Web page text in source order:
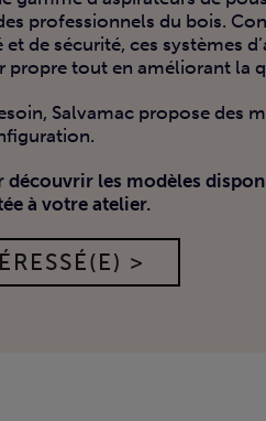
professionnels du bois.
de sécurité, ces systèmes
propre tout en améliorant la
Salvamac propose des
les modèles
à votre atelier.
>